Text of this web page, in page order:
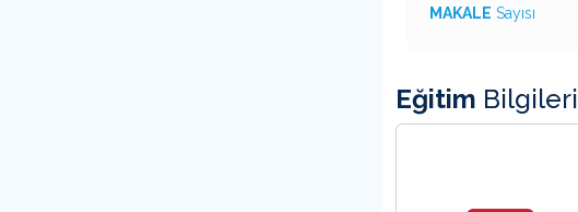
MAKALE Sayısı
Eğitim Bilgileri